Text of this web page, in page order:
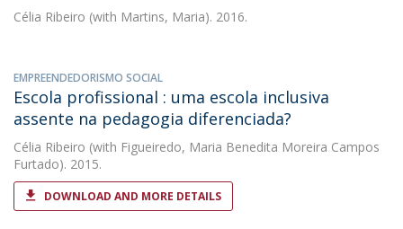
Célia Ribeiro (with Martins, Maria). 2016.
EMPREENDEDORISMO SOCIAL
Escola profissional : uma escola inclusiva
assente na pedagogia diferenciada?
Célia Ribeiro (with Figueiredo, Maria Benedita Moreira Campos
Furtado). 2015.
DOWNLOAD AND MORE DETAILS